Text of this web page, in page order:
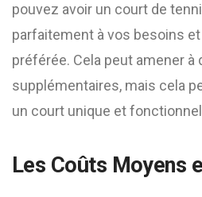
pouvez avoir un court de
parfaitement à vos besoins
préférée. Cela peut amener à
supplémentaires, mais cela
un court unique et
Les Coûts Moyens